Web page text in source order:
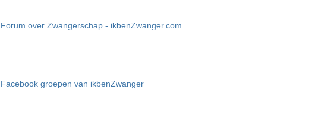
Forum over Zwangerschap - ikbenZwanger.com
Facebook groepen van ikbenZwanger